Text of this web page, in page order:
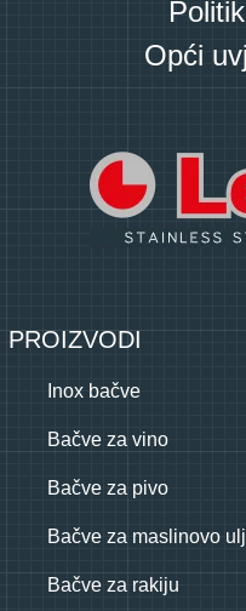
Opći
PROIZVODI
Inox bačve
Bačve za vino
Bačve za pivo
Bačve za maslinovo
Bačve za rakiju